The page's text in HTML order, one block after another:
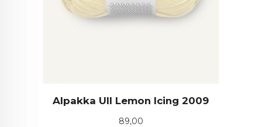
Alpakka Ull Lemon Icing 2009
Pris
89,00